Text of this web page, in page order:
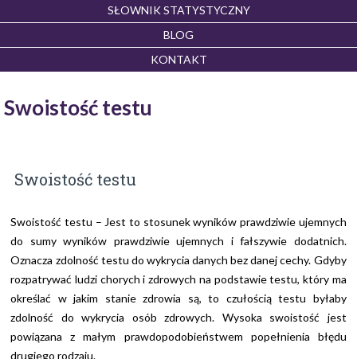
SŁOWNIK STATYSTYCZNY
BLOG
KONTAKT
Swoistość testu
Swoistość testu
Swoistość testu – Jest to stosunek wyników prawdziwie ujemnych
do sumy wyników prawdziwie ujemnych i fałszywie dodatnich.
Oznacza zdolność testu do wykrycia danych bez danej cechy. Gdyby
rozpatrywać ludzi chorych i zdrowych na podstawie testu, który ma
określać w jakim stanie zdrowia są, to czułością testu byłaby
zdolność do wykrycia osób zdrowych. Wysoka swoistość jest
powiązana z małym prawdopodobieństwem popełnienia błędu
drugiego rodzaju.